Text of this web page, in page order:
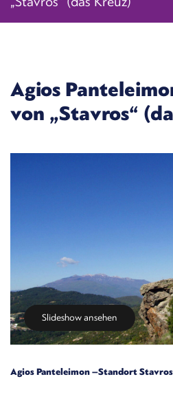
Agios
von „Stavros“
Slideshow ansehen
Agios Panteleimon –Standort